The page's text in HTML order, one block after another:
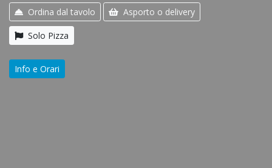
Ordina dal tavolo Asporto o delivery
Solo Pizza
Info e Orari